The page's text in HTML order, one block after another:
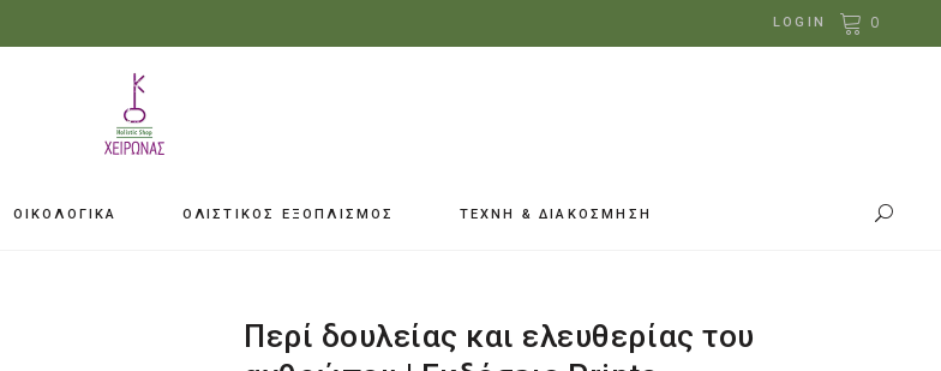
LOGIN 0
ΟΙΚΟΛΟΓΙΚΑ ΟΛΙΣΤΙΚΟΣ ΕΞΟΠΛΙΣΜΟΣ ΤΕΧΝΗ & ΔΙΑΚΟΣΜΗΣΗ
Περί δουλείας και ελευθερίας του